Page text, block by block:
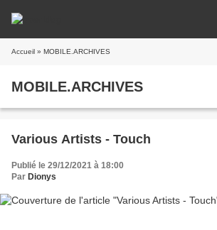
Accueil » MOBILE.ARCHIVES
MOBILE.ARCHIVES
Various Artists - Touch
Publié le 29/12/2021 à 18:00
Par Dionys